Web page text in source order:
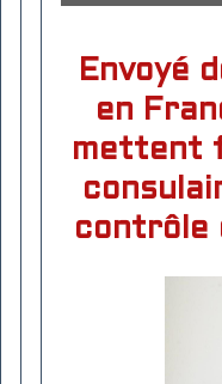
Envoyé
en
mettent
contrôle